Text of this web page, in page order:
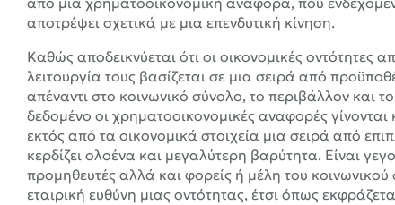
αποτρέψει σχετικά με μια επενδυτική κίνηση.
Καθώς αποδεικνύεται ότι οι οικονομικές οντότητες
λειτουργία τους βασίζεται σε μια σειρά από
απέναντι στο κοινωνικό σύνολο, το περιβάλλον και
δεδομένο οι χρηματοοικονομικές αναφορές
εκτός από τα οικονομικά στοιχεία μια σειρά από
κερδίζει ολοένα και μεγαλύτερη βαρύτητα. Είναι
προμηθευτές αλλά και φορείς ή μέλη του
εταιρική ευθύνη μιας οντότητας, έτσι όπως